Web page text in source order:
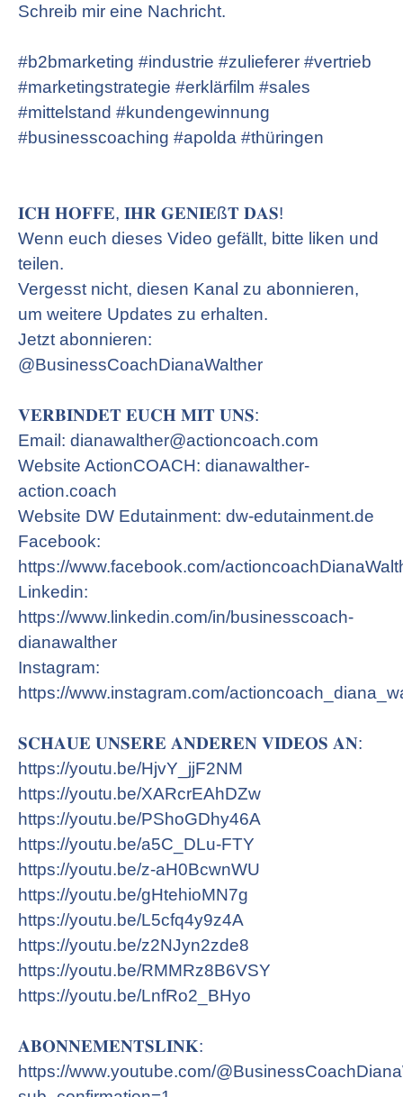
Schreib mir eine Nachricht.
#b2bmarketing #industrie #zulieferer #vertrieb
#marketingstrategie #erklärfilm #sales
#mittelstand #kundengewinnung
#businesscoaching #apolda #thüringen
𝐈𝐂𝐇 𝐇𝐎𝐅𝐅𝐄, 𝐈𝐇𝐑 𝐆𝐄𝐍𝐈𝐄ß𝐓 𝐃𝐀𝐒!
Wenn euch dieses Video gefällt, bitte liken und
teilen.
Vergesst nicht, diesen Kanal zu abonnieren,
um weitere Updates zu erhalten.
Jetzt abonnieren:
@BusinessCoachDianaWalther
𝐕𝐄𝐑𝐁𝐈𝐍𝐃𝐄𝐓 𝐄𝐔𝐂𝐇 𝐌𝐈𝐓 𝐔𝐍𝐒:
Email: dianawalther@actioncoach.com
Website ActionCOACH: dianawalther-
action.coach
Website DW Edutainment: dw-edutainment.de
Facebook:
https://www.facebook.com/
Linkedin:
https://www.linkedin.com/in/businesscoach-
dianawalther
Instagram:
https://www.instagram.com/
𝐒𝐂𝐇𝐀𝐔𝐄 𝐔𝐍𝐒𝐄𝐑𝐄 𝐀𝐍𝐃𝐄𝐑𝐄𝐍 𝐕𝐈𝐃𝐄𝐎𝐒 𝐀𝐍:
https://youtu.be/HjvY_jjF2NM
https://youtu.be/XARcrEAhDZw
https://youtu.be/PShoGDhy46A
https://youtu.be/a5C_DLu-FTY
https://youtu.be/z-aH0BcwnWU
https://youtu.be/gHtehioMN7g
https://youtu.be/L5cfq4y9z4A
https://youtu.be/z2NJyn2zde8
https://youtu.be/RMMRz8B6VSY
https://youtu.be/LnfRo2_BHyo
𝐀𝐁𝐎𝐍𝐍𝐄𝐌𝐄𝐍𝐓𝐒𝐋𝐈𝐍𝐊:
https://www.youtube.com/